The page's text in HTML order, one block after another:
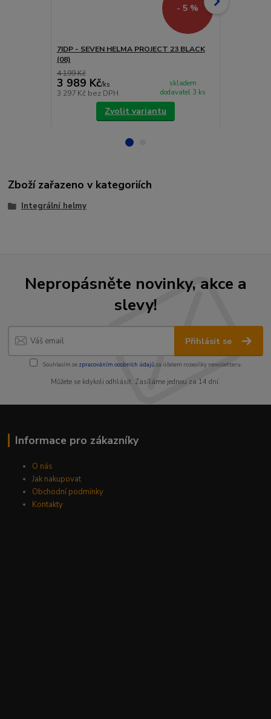
- 5 %
7IDP - SEVEN HELMA PROJECT 23 BLACK
(08)
4 199 Kč
3 989 Kč/ks
3 297 Kč bez DPH
skladem
dodavatel 3 ks
Zvolit variantu
Zboží zařazeno v kategoriích
Integrální helmy
Nepropásněte novinky, akce a
slevy!
Přihlásit se
Souhlasím se zpracováním osobních údajůza účelem rozesílky newsletteru.
Můžete se kdykoli odhlásit. Zasíláme jednou za 14 dní.
Informace pro zákazníky
O nás
Jak nakupovat
Obchodní podmínky
Kontakty